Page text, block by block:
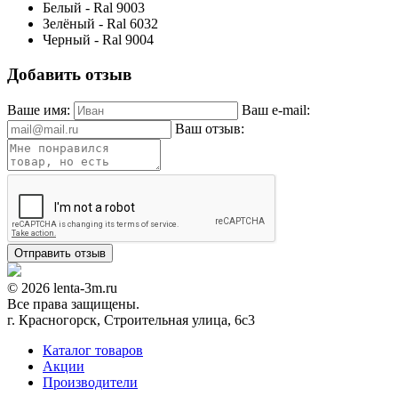
Белый - Ral 9003
Зелёный - Ral 6032
Черный - Ral 9004
Добавить отзыв
Ваше имя:
Ваш e-mail:
Ваш отзыв:
© 2026 lenta-3m.ru
Все права защищены.
г. Красногорск, Строительная улица, 6с3
Каталог товаров
Акции
Производители